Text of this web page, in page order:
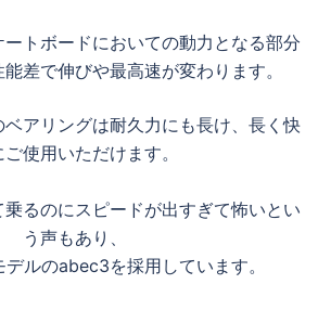
トボードにおいての動力となる部分
差で伸びや最高速が変わります。
アリングは耐久力にも長け、長く快
使用いただけます。
るのにスピードが出すぎて怖いとい
う声もあり、
ルのabec3を採用しています。